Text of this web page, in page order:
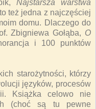
Najstarsza warstwa
też jedna z najczęściej
domu. Dlaczego do
Zbigniewa Gołąba, O
i 100 punktów
starożytności, którzy
języków, procesów
Książka celowo nie
(choć są tu pewne